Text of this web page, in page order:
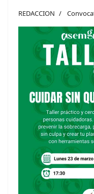
REDACCION